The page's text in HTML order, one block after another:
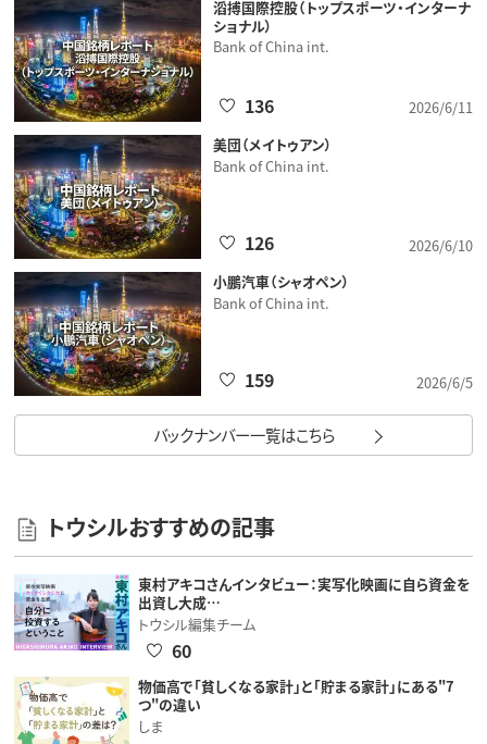
滔搏国際控股（トップスポーツ・インターナ
ショナル）
Bank of China int.
2026/6/11
136
美団（メイトゥアン）
Bank of China int.
2026/6/10
126
小鵬汽車（シャオペン）
Bank of China int.
2026/6/5
159
バックナンバー一覧はこちら
トウシルおすすめの記事
東村アキコさんインタビュー：実写化映画に自ら資金を
出資し大成…
トウシル編集チーム
60
物価高で「貧しくなる家計」と「貯まる家計」にある"7
つ"の違い
しま